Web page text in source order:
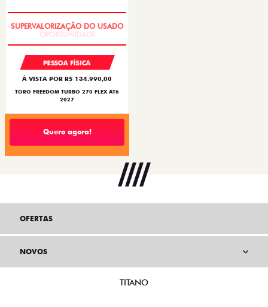
PESSOA FÍSICA
À VISTA POR R$ 134.990,00
TORO FREEDOM TURBO 270 FLEX AT6
2027
Quero agora!
OFERTAS
NOVOS
TITANO